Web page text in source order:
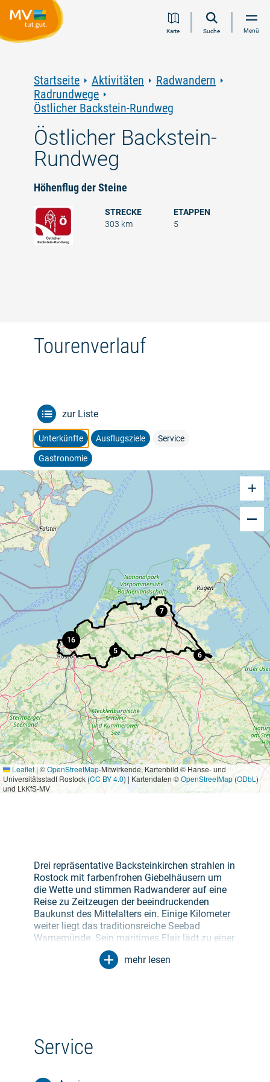
Inhalt
Navigation
Volltextsuche
FooterKarte Suche Menü
Startseite Aktivitäten
Radwandern
Radrundwege
Östlicher Backstein-Rundweg
Östlicher Backstein-
Rundweg
Höhenflug der Steine
STRECKE
303 km
ETAPPEN
5
Tourenverlauf
6
5
16
7
Leaflet | ©OpenStreetMap-Mitwirkende, Kartenbild © Hanse- und
Universitätsstadt Rostock (CC BY 4.0) | Kartendaten ©OpenStreetMap (ODbL )
und LkKfS-MV
zur Liste
Unterkünfte Ausflugsziele Service
Gastronomie
Drei repräsentative Backsteinkirchen strahlen in
Rostock mit farbenfrohen Giebelhäusern um
die Wette und stimmen Radwanderer auf eine
Reise zu Zeitzeugen der beeindruckenden
Baukunst des Mittelalters ein. Einige Kilometer
weiter liegt das traditionsreiche Seebad
Warnemünde. Sein maritimes Flair lädt zu einer
ersten Rast. Jenseits der Warnow erstreckt sich
das grüne Meer der Rostocker Heide. Bereits
idyllischen Halbinsel Fischland-Darß-Zingst
und dem Festland führt die zweite Etappe. Für
Vinetastadt Barth. Vom Barther Kirchturm bietet
mehr lesen
Service